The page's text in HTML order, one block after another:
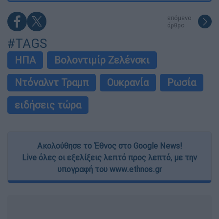
επόμενο
άρθρο
#TAGS
ΗΠΑ
Βολοντιμίρ Ζελένσκι
Ντόναλντ Τραμπ
Ουκρανία
Ρωσία
ειδήσεις τώρα
Ακολούθησε το Έθνος στο Google News!
Live όλες οι εξελίξεις λεπτό προς λεπτό, με την
υπογραφή του www.ethnos.gr